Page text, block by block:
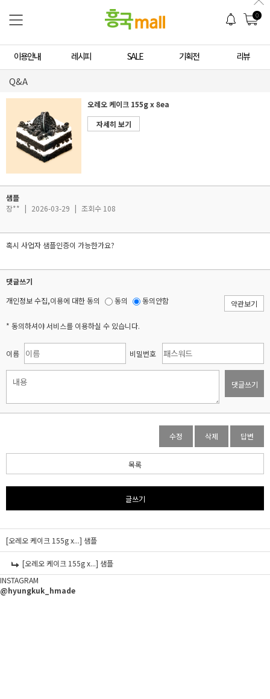
0
이용안내 레시피 SALE 기획전 리뷰
Q&A
오레오 케이크 155g x 8ea
자세히 보기
샘플
장** | 2026-03-29 | 조회수 108
혹시 사업자 샘플인증이 가능한가요?
댓글쓰기
개인정보 수집,이용에 대한 동의
동의 동의안함 약관보기
* 동의하셔야 서비스를 이용하실 수 있습니다.
이름 비밀번호
댓글쓰기
수정 삭제 답변
목록
글쓰기
[오레오 케이크 155g x...] 샘플
[오레오 케이크 155g x...] 샘플
INSTAGRAM
@hyungkuk_hmade